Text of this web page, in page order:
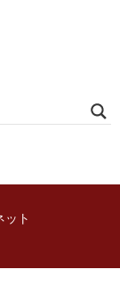
ト